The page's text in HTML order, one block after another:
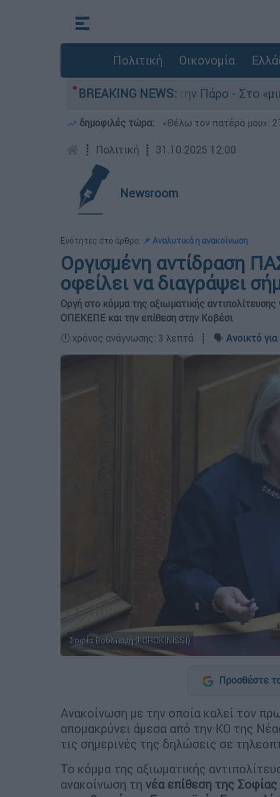
Πολιτική Οικονομία
BREAKING NEWS:
του 4χρονου στην Πάρο - Στο
δημοφιλές τώρα: «Θέλω τον πατέρα μου»:
┋ Πολιτική ┋ 31.10.2025 12:00
Newsroom
Ενότητες στο άρθρο: 📌 Αναλυτικά η ανακοίνωση
Οργισμένη αντίδραση
οφείλει να διαγράψει
Οργή στο κόμμα της αξιωματικής
ΟΠΕΚΕΠΕ και την επίθεση στην Κοβέσι
🕛 χρόνος ανάγνωσης: 3 λεπτά ┋ 🗣️ Ανοικτό
Σοφία Βούλτεψη (EUROKINISSI)
Προσθέστε
Ανακοίνωση με την οποία καλεί τον
απομακρύνει άμεσα από την ΚΟ της
τις σημερινές της δηλώσεις σε
Το κόμμα της αξιωματικής
ανακοίνωση τη νέα επίθεση της